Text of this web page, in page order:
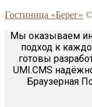
Гостиница «Берег»
Мы оказываем
подход к
готовы
UMI.CMS
Браузерная